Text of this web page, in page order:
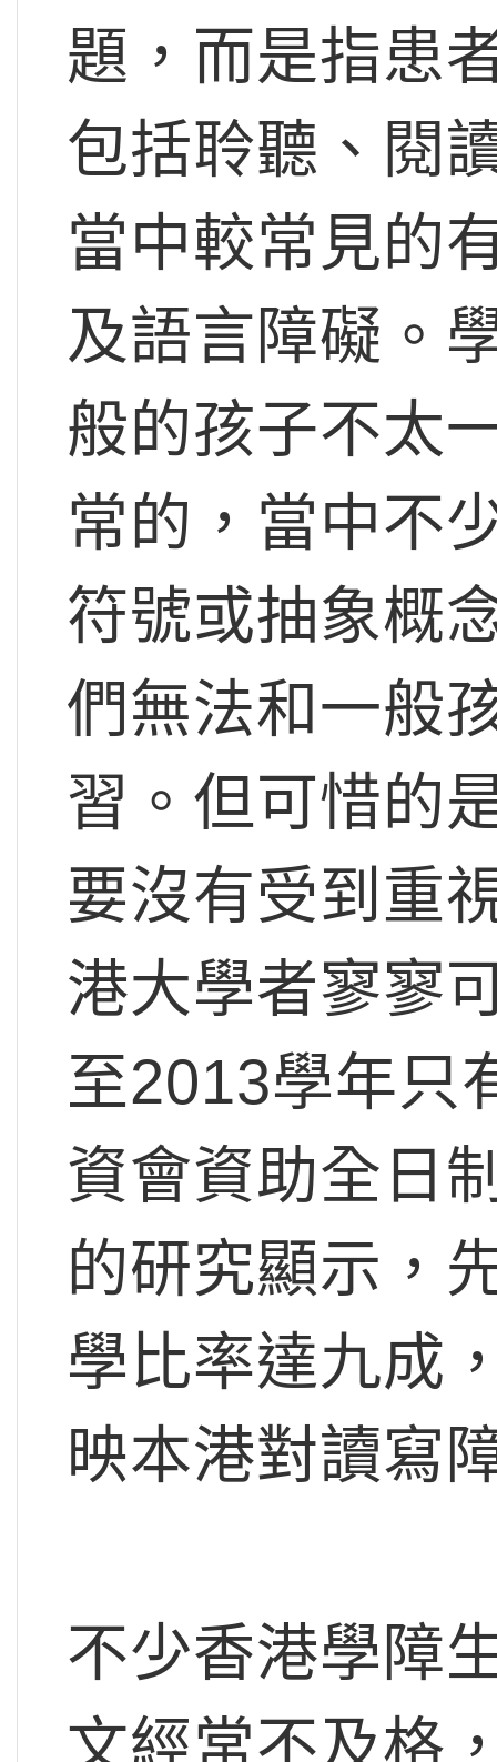
題，而是指患
包括聆聽、閱
當中較常見的
及語言障礙。
般的孩子不太
常的，當中不
符號或抽象概
們無法和一般
習。但可惜的
要沒有受到重
港大學者寥寥
至2013學年只
資會資助全日
的研究顯示，
學比率達九成
映本港對讀寫
不少香港學障
文經常不及格